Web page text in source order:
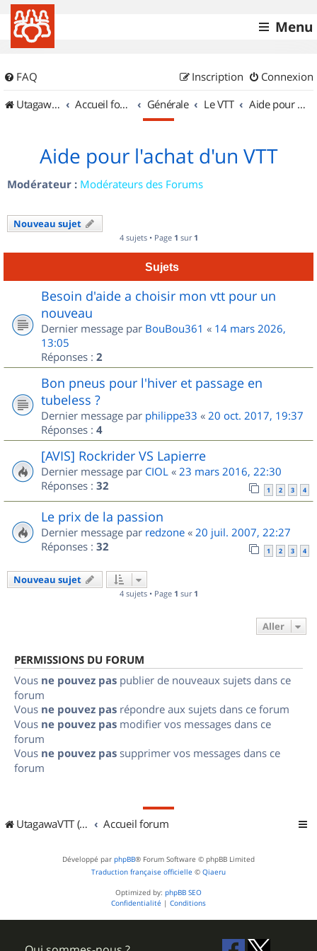
Menu
FAQ Connexion
Inscription
UtagawaVTT (Randos VTT et VTTAE avec traces GPS)
Accueil forum Générale Le VTT Aide pour l'achat d'un VTT
Aide pour l'achat d'un VTT
Modérateur : Modérateurs des Forums
Nouveau sujet
4 sujets • Page 1 sur 1
Sujets
Besoin d'aide a choisir mon vtt pour un
nouveau
Dernier message par BouBou361 « 14 mars 2026,
13:05
Réponses : 2
Bon pneus pour l'hiver et passage en
tubeless ?
Dernier message par philippe33 « 20 oct. 2017, 19:37
Réponses : 4
[AVIS] Rockrider VS Lapierre
Dernier message par CIOL « 23 mars 2016, 22:30
Réponses : 32 1 2 3 4
Le prix de la passion
Dernier message par redzone « 20 juil. 2007, 22:27
Réponses : 32 1 2 3 4
Nouveau sujet
4 sujets • Page 1 sur 1
Aller
PERMISSIONS DU FORUM
Vous ne pouvez pas publier de nouveaux sujets dans ce
forum
Vous ne pouvez pas répondre aux sujets dans ce forum
Vous ne pouvez pas modifier vos messages dans ce
forum
Vous ne pouvez pas supprimer vos messages dans ce
forum
UtagawaVTT (Randos VTT et VTTAE avec traces GPS) Accueil forum
Développé par phpBB® Forum Software © phpBB Limited
Traduction française officielle © Qiaeru
Optimized by: phpBB SEO
Confidentialité | Conditions